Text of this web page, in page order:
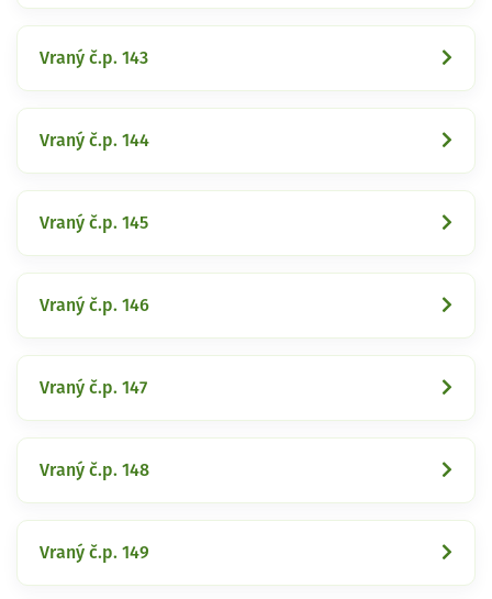
Vraný č.p. 143
Vraný č.p. 144
Vraný č.p. 145
Vraný č.p. 146
Vraný č.p. 147
Vraný č.p. 148
Vraný č.p. 149